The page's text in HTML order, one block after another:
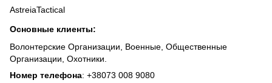
AstreiaTactical
Основные клиенты:
Волонтерские Организации, Военные, Общественные
Организации, Охотники.
Номер телефона: +38073 008 9080